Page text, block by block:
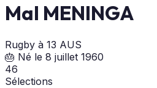
Mal MENINGA
Rugby à 13 AUS
🎂 Né le 8 juillet 1960
46
Sélections